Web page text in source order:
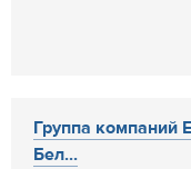
Группа компаний
Бел...